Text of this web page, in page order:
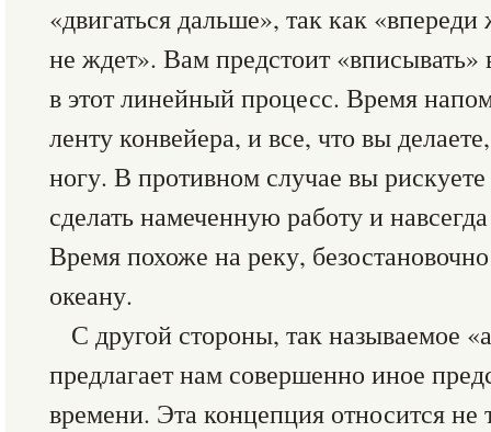
«двигаться дальше», так как
не ждет». Вам предстоит
в этот линейный процесс. Время
ленту конвейера, и все, что вы
ногу. В противном случае вы
сделать намеченную работу и
Время похоже на реку,
океану.
С другой стороны, так называемое
предлагает нам совершенно иное
времени. Эта концепция относится не